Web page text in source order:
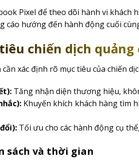
Pixel để theo dõi hành vi khách
cáo hướng đến hành động cuối
chiến dịch quảng
xác định rõ mục tiêu của chiến
Tăng nhận diện thương hiệu,
Khuyến khích khách hàng tìm
Tối ưu cho các hành động cụ
sách và thời gian